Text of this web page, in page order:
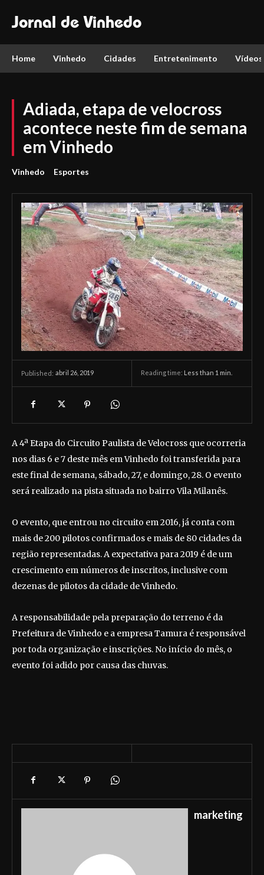
Jornal de Vinhedo
Home Vinhedo Cidades Entretenimento Vídeos
Adiada, etapa de velocross
acontece neste fim de semana
em Vinhedo
Vinhedo Esportes
Published: abril 26, 2019 Reading time: Less than 1 min.
A 4ª Etapa do Circuito Paulista de Velocross que ocorreria
nos dias 6 e 7 deste mês em Vinhedo foi transferida para
este final de semana, sábado, 27, e domingo, 28. O evento
será realizado na pista situada no bairro Vila Milanês.
O evento, que entrou no circuito em 2016, já conta com
mais de 200 pilotos confirmados e mais de 80 cidades da
região representadas. A expectativa para 2019 é de um
crescimento em números de inscritos, inclusive com
dezenas de pilotos da cidade de Vinhedo.
A responsabilidade pela preparação do terreno é da
Prefeitura de Vinhedo e a empresa Tamura é responsável
por toda organização e inscrições. No início do mês, o
evento foi adido por causa das chuvas.
marketing